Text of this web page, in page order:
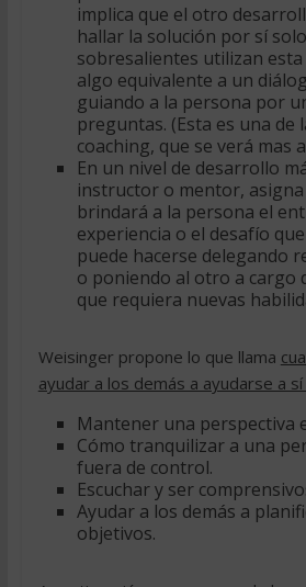
implica que el otro
hallar la solución por sí
sobresalientes utilizan
algo equivalente a un
guiando a la persona por
preguntas. (Esta es una de
coaching, que se verá mas
En un nivel de desarrollo
instructor o mentor,
brindará a la persona el
experiencia o el desafío
puede hacerse delegando
o poniendo al otro a cargo
que requiera nuevas
Weisinger propone lo que llama
ayudar a los demás a ayudarse a sí
Mantener una perspectiva
Cómo tranquilizar a una
fuera de control.
Escuchar y ser
Ayudar a los demás a
objetivos.